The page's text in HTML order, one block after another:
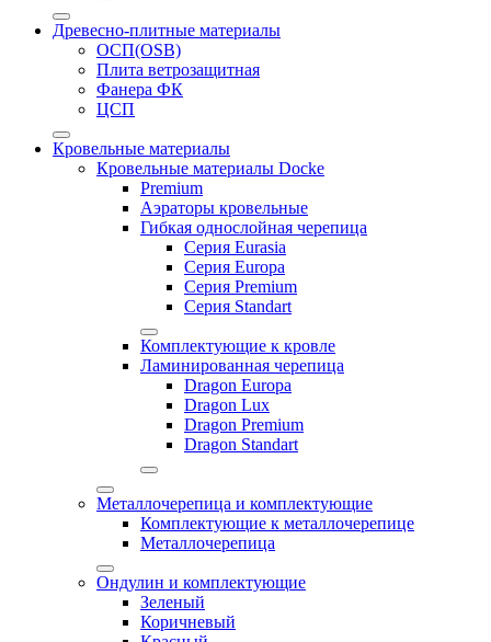
Древесно-плитные материалы
ОСП(OSB)
Плита ветрозащитная
Фанера ФК
ЦСП
Кровельные материалы
Кровельные материалы Docke
Premium
Аэраторы кровельные
Гибкая однослойная черепица
Серия Eurasia
Серия Europa
Серия Premium
Серия Standart
Комплектующие к кровле
Ламинированная черепица
Dragon Europa
Dragon Lux
Dragon Premium
Dragon Standart
Металлочерепица и комплектующие
Комплектующие к металлочерепице
Металлочерепица
Ондулин и комплектующие
Зеленый
Коричневый